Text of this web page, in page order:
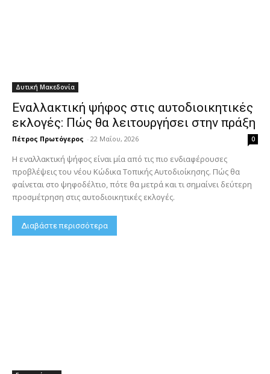
Δυτική Μακεδονία
Εναλλακτική ψήφος στις αυτοδιοικητικές
εκλογές: Πώς θα λειτουργήσει στην πράξη
Πέτρος Πρωτόγερος - 22 Μαΐου, 2026 0
Η εναλλακτική ψήφος είναι μία από τις πιο ενδιαφέρουσες
προβλέψεις του νέου Κώδικα Τοπικής Αυτοδιοίκησης. Πώς θα
φαίνεται στο ψηφοδέλτιο, πότε θα μετρά και τι σημαίνει δεύτερη
προσμέτρηση στις αυτοδιοικητικές εκλογές.
Διαβάστε περισσότερα